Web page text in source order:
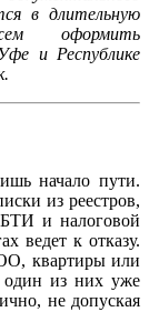
в длительную
оформить
и Республике
начало пути.
из реестров,
и налоговой
ведет к отказу.
квартиры или
один из них уже
не допуская